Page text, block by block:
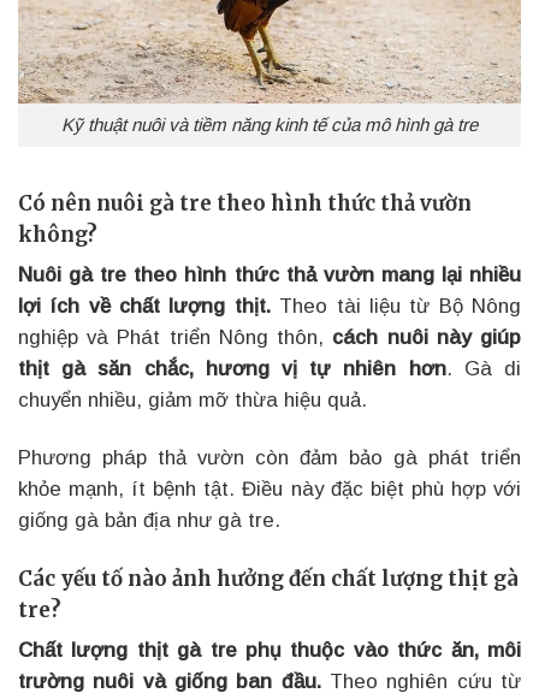
Kỹ thuật nuôi và tiềm năng kinh tế của mô hình gà tre
Có nên nuôi gà tre theo hình thức thả vườn
không?
Nuôi gà tre theo hình thức thả vườn mang lại nhiều
lợi ích về chất lượng thịt.Theo tài liệu từ Bộ Nông
nghiệp và Phát triển Nông thôn, cách nuôi này giúp
thịt gà săn chắc, hương vị tự nhiên hơn. Gà di
chuyển nhiều, giảm mỡ thừa hiệu quả.
Phương pháp thả vườn còn đảm bảo gà phát triển
khỏe mạnh, ít bệnh tật. Điều này đặc biệt phù hợp với
giống gà bản địa như gà tre.
Các yếu tố nào ảnh hưởng đến chất lượng thịt gà
tre?
Chất lượng thịt gà tre phụ thuộc vào thức ăn, môi
trường nuôi và giống ban đầu.Theo nghiên cứu từ